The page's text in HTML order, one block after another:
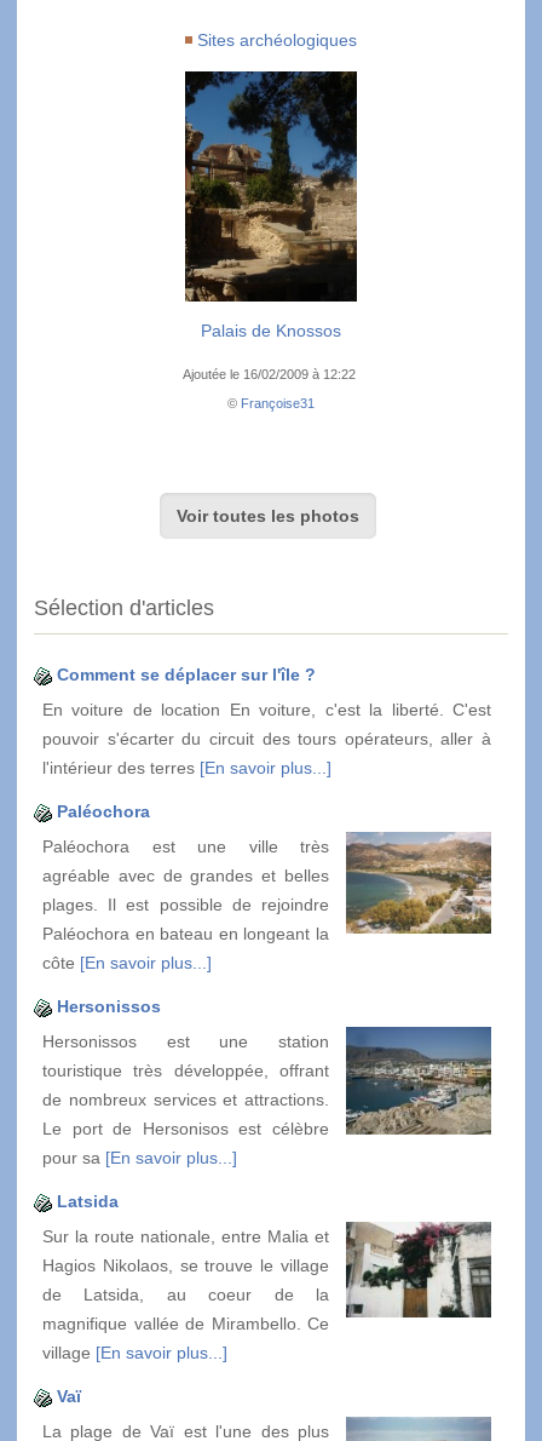
Sites archéologiques
Palais de Knossos
Ajoutée le 16/02/2009 à 12:22
© Françoise31
Voir toutes les photos
Sélection d'articles
Comment se déplacer sur l'île ?
En voiture de location En voiture, c'est la liberté. C'est
pouvoir s'écarter du circuit des tours opérateurs, aller à
l'intérieur des terres [En savoir plus...]
Paléochora
Paléochora est une ville très
agréable avec de grandes et belles
plages. Il est possible de rejoindre
Paléochora en bateau en longeant la
côte [En savoir plus...]
Hersonissos
Hersonissos est une station
touristique très développée, offrant
de nombreux services et attractions.
Le port de Hersonisos est célèbre
pour sa [En savoir plus...]
Latsida
Sur la route nationale, entre Malia et
Hagios Nikolaos, se trouve le village
de Latsida, au coeur de la
magnifique vallée de Mirambello. Ce
village [En savoir plus...]
Vaï
La plage de Vaï est l'une des plus